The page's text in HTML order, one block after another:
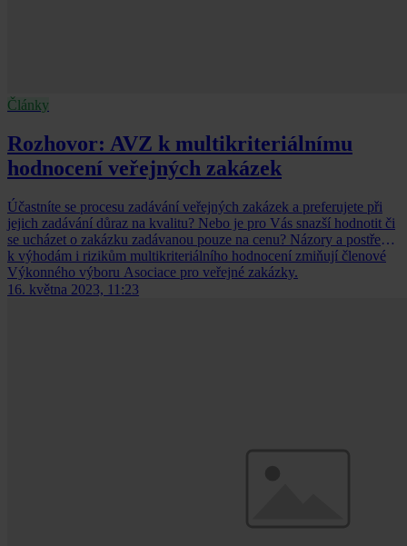
Články
Rozhovor: AVZ k multikriteriálnímu
hodnocení veřejných zakázek
Účastníte se procesu zadávání veřejných zakázek a preferujete při
jejich zadávání důraz na kvalitu? Nebo je pro Vás snazší hodnotit či
se ucházet o zakázku zadávanou pouze na cenu? Názory a postřehy
k výhodám i rizikům multikriteriálního hodnocení zmiňují členové
Výkonného výboru Asociace pro veřejné zakázky.
16. května 2023, 11:23